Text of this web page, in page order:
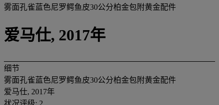
雾面孔雀蓝色尼罗鳄鱼皮30公分柏金包附黄金配件
爱马仕, 2017年
细节
雾面孔雀蓝色尼罗鳄鱼皮30公分柏金包附黄金配件
爱马仕, 2017年
状况评级: 2